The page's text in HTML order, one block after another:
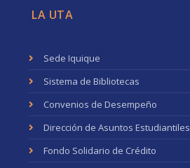
LA UTA
Sede Iquique
Sistema de Bibliotecas
Convenios de Desempeño
Dirección de Asuntos Estudiantiles
Fondo Solidario de Crédito